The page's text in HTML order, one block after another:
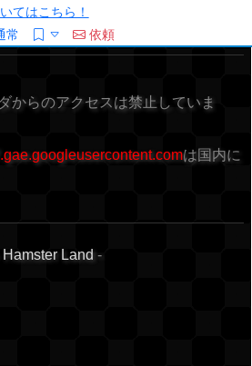
てはこちら！
常
依頼